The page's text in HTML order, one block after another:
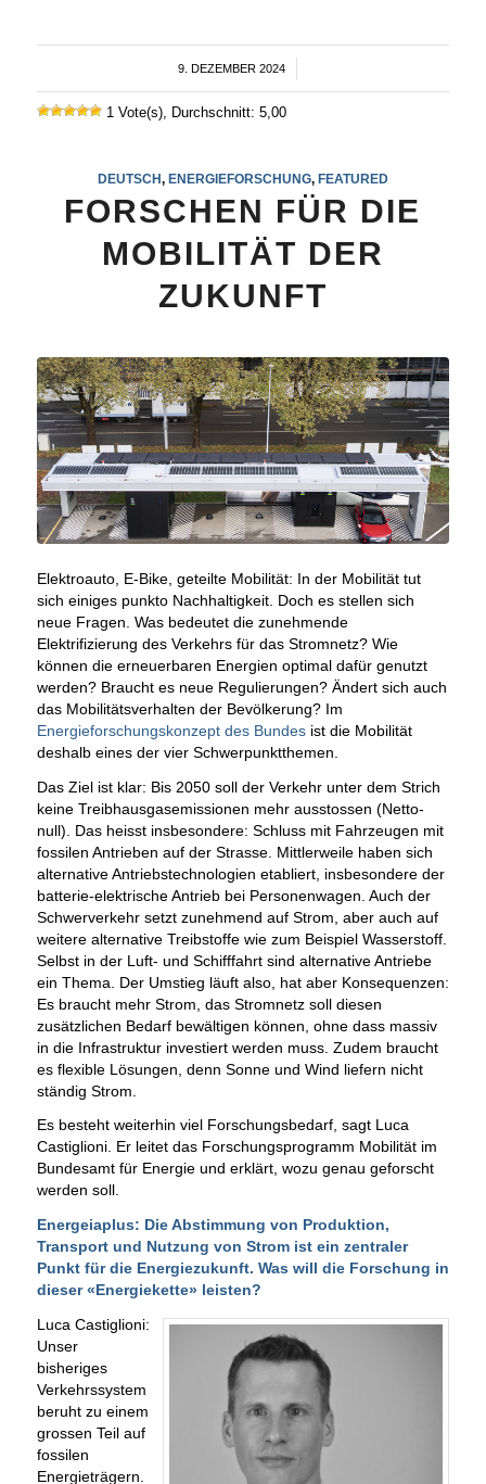
9. DEZEMBER 2024
/
1 Vote(s), Durchschnitt: 5,00
DEUTSCH, ENERGIEFORSCHUNG, FEATURED
FORSCHEN FÜR DIE
MOBILITÄT DER
ZUKUNFT
Elektroauto, E-Bike, geteilte Mobilität: In der Mobilität tut
sich einiges punkto Nachhaltigkeit. Doch es stellen sich
neue Fragen. Was bedeutet die zunehmende
Elektrifizierung des Verkehrs für das Stromnetz? Wie
können die erneuerbaren Energien optimal dafür genutzt
werden? Braucht es neue Regulierungen? Ändert sich auch
das Mobilitätsverhalten der Bevölkerung? Im
Energieforschungskonzept des Bundesist die Mobilität
deshalb eines der vier Schwerpunktthemen.
Das Ziel ist klar: Bis 2050 soll der Verkehr unter dem Strich
keine Treibhausgasemissionen mehr ausstossen (Netto-
null). Das heisst insbesondere: Schluss mit Fahrzeugen mit
fossilen Antrieben auf der Strasse. Mittlerweile haben sich
alternative Antriebstechnologien etabliert, insbesondere der
batterie-elektrische Antrieb bei Personenwagen. Auch der
Schwerverkehr setzt zunehmend auf Strom, aber auch auf
weitere alternative Treibstoffe wie zum Beispiel Wasserstoff.
Selbst in der Luft- und Schifffahrt sind alternative Antriebe
ein Thema. Der Umstieg läuft also, hat aber Konsequenzen:
Es braucht mehr Strom, das Stromnetz soll diesen
zusätzlichen Bedarf bewältigen können, ohne dass massiv
in die Infrastruktur investiert werden muss. Zudem braucht
es flexible Lösungen, denn Sonne und Wind liefern nicht
ständig Strom.
Es besteht weiterhin viel Forschungsbedarf, sagt Luca
Castiglioni. Er leitet das Forschungsprogramm Mobilität im
Bundesamt für Energie und erklärt, wozu genau geforscht
werden soll.
Energeiaplus: Die Abstimmung von Produktion,
Transport und Nutzung von Strom ist ein zentraler
Punkt für die Energiezukunft. Was will die Forschung in
dieser «Energiekette» leisten?
Luca Castiglioni:
Unser
bisheriges
Verkehrssystem
beruht zu einem
grossen Teil auf
fossilen
Energieträgern.